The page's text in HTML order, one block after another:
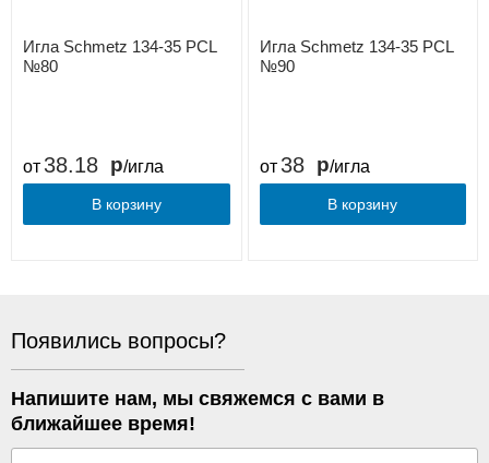
Игла Schmetz 134-35 PCL
№80
от 38.18 /игла
В корзину
Игла Schmetz 134-35 PCL
№90
от 38 /игла
В корзину
Появились вопросы?
Напишите нам, мы свяжемся с вами в
ближайшее время!